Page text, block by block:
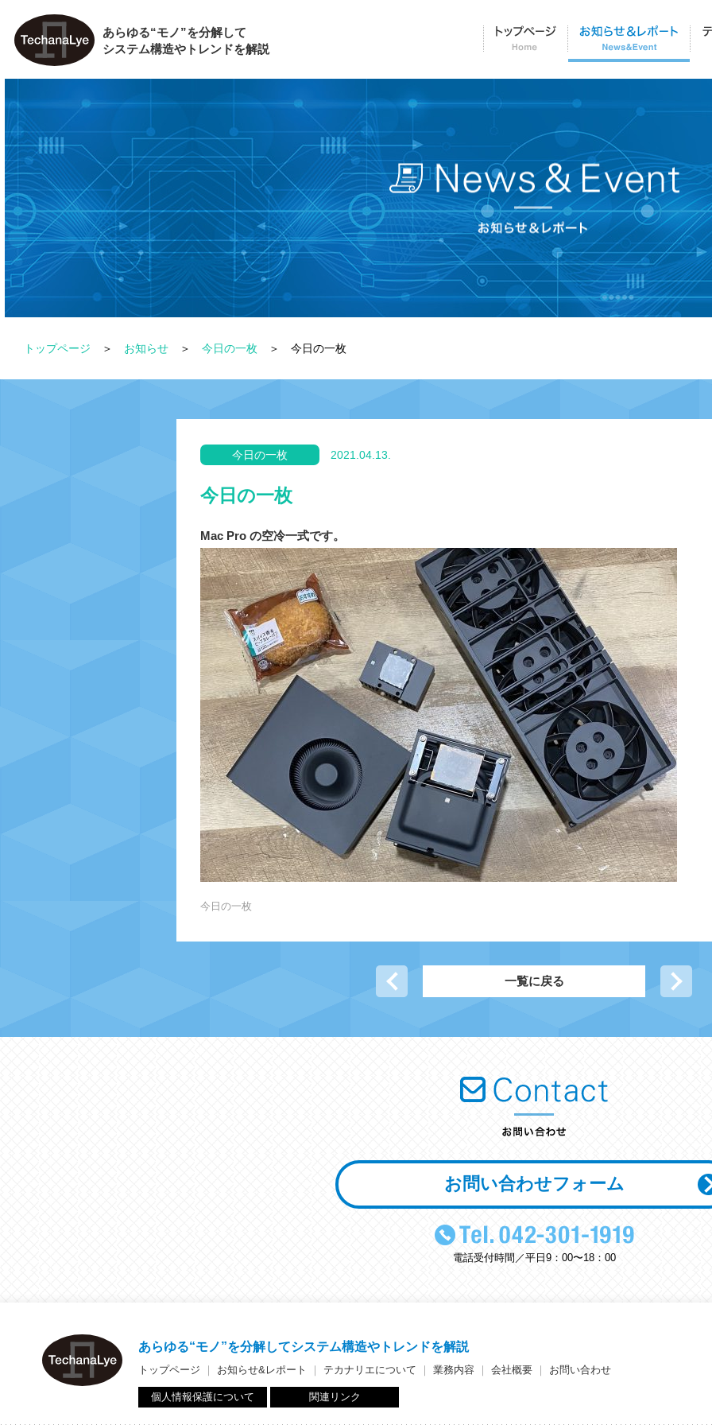
あらゆる“モノ”を分解して
システム構造やトレンドを解説
トップページ お
トップページ お知らせ 今日の一枚 今日の一枚
今日の一枚
今日の一枚 2021.04.13.
Mac Pro の空冷一式です。
今日の一枚
一覧に戻る
お問い合わせフォーム
電話受付時間／平日9：00〜18：00
あらゆる“モノ”を分解してシステム構造やトレンドを解説
トップページ お知らせ&レポート テカナリエについて 業務内容 会社概要 お問い合わせ
個人情報保護について 関連リンク